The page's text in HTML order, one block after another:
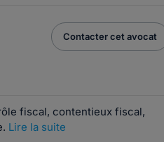
Contacter cet avocat
fiscal, contentieux fiscal,
Lire la suite